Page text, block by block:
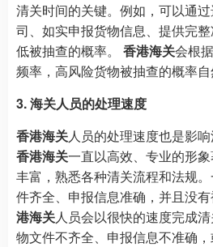
清关时间的关键。例如，可以通
司、如实申报货物信息、提供完
低被抽查的概率。 香港海关会根
频率，高风险货物被抽查的概率自
3. 海关人员的处理速度
香港海关人员的处理速度也是影响
香港海关一直以高效、专业的形
丰富，熟悉各种清关流程和法规
件齐全、申报信息准确，并且没
港海关人员会以很快的速度完成
物文件不齐全、申报信息不准确